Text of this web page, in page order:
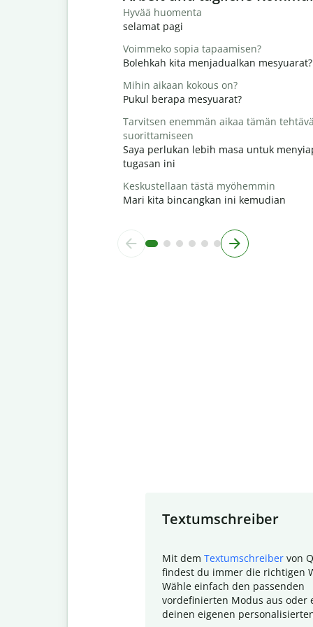
Hyvää huomenta
selamat pagi
Voimmeko sopia tapaamisen?
Bolehkah kita menjadualkan mesyuarat?
Mihin aikaan kokous on?
Pukul berapa mesyuarat?
Tarvitsen enemmän aikaa tämän
suorittamiseen
Saya perlukan lebih masa untuk
tugasan ini
Keskustellaan tästä myöhemmin
Mari kita bincangkan ini kemudian
Textumschreiber
Mit dem Textumschreiber von
findest du immer die richtigen
Wähle einfach den passenden
vordefinierten Modus aus oder
deinen eigenen